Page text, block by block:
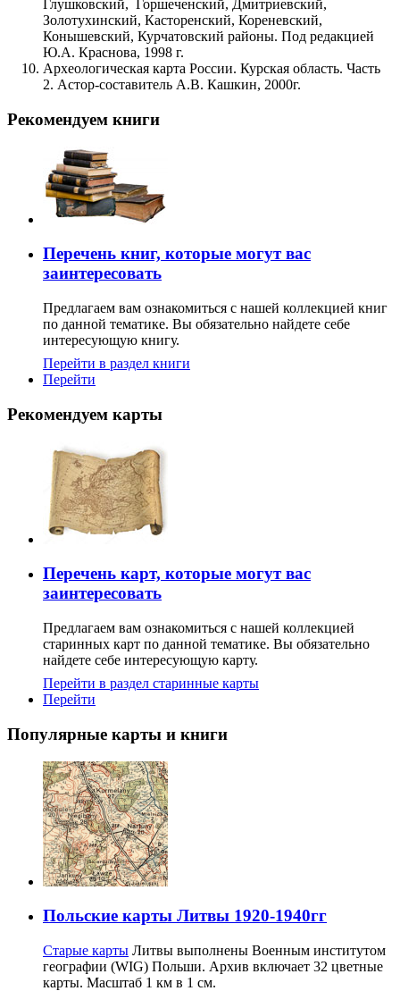
Глушковский, Горшеченский, Дмитриевский,
Золотухинский, Касторенский, Кореневский,
Конышевский, Курчатовский районы. Под редакцией
Ю.А. Краснова, 1998 г.
Археологическая карта России. Курская область. Часть
2. Астор-составитель А.В. Кашкин, 2000г.
Рекомендуем книги
Перечень книг, которые могут вас
заинтересовать
Предлагаем вам ознакомиться с нашей коллекцией книг
по данной тематике. Вы обязательно найдете себе
интересующую книгу.
Перейти в раздел книги
Перейти
Рекомендуем карты
Перечень карт, которые могут вас
заинтересовать
Предлагаем вам ознакомиться с нашей коллекцией
старинных карт по данной тематике. Вы обязательно
найдете себе интересующую карту.
Перейти в раздел старинные карты
Перейти
Популярные карты и книги
Польские карты Литвы 1920-1940гг
Старые карты Литвы выполнены Военным институтом
географии (WIG) Польши. Архив включает 32 цветные
карты. Масштаб 1 км в 1 см.